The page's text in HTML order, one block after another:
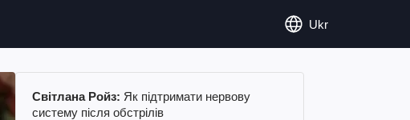
Ukr
Світлана Ройз: Як підтримати нервову
систему після обстрілів